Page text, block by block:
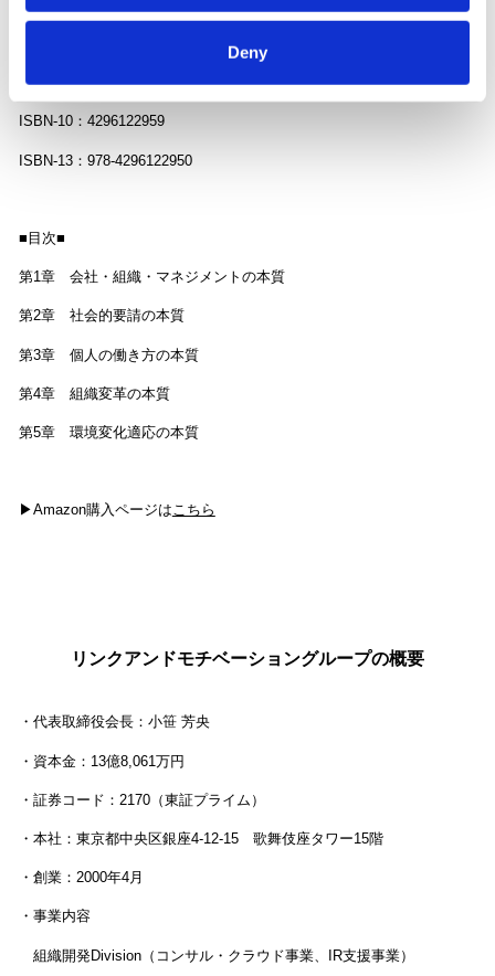
Deny
出版社：日経BP 日本経済新聞出版
ISBN-10：‎4296122959
ISBN-13：978-4296122950
■目次■
第1章 会社・組織・マネジメントの本質
第2章 社会的要請の本質
第3章 個人の働き方の本質
第4章 組織変革の本質
第5章 環境変化適応の本質
▶Amazon購入ページはこちら
リンクアンドモチベーショングループの概要
・代表取締役会長：小笹 芳央
・資本金：13億8,061万円
・証券コード：2170（東証プライム）
・本社：東京都中央区銀座4-12-15 歌舞伎座タワー15階
・創業：2000年4月
・事業内容
組織開発Division（コンサル・クラウド事業、IR支援事業）